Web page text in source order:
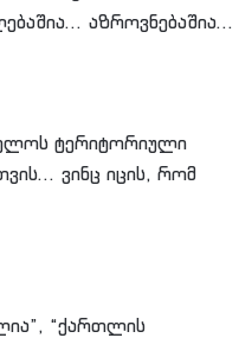
აზროვნებაშია…
ტერიტორიული
ვინც იცის, რომ
“ქართლის